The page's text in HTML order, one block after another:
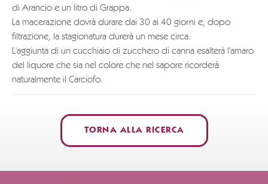
di Arancio e un litro di Grappa.
La macerazione dovrà durare dai 30 ai 40 giorni e, dopo
filtrazione, la stagionatura durerà un mese circa.
L'aggiunta di un cucchiaio di zucchero di canna esalterà l'amaro
del liquore che sia nel colore che nel sapore ricorderà
naturalmente il Carciofo.
TORNA ALLA RICERCA